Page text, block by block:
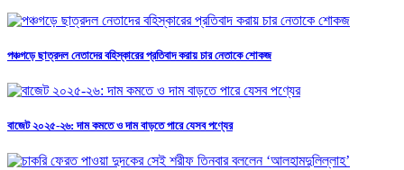
পঞ্চগড়ে ছাত্রদল নেতাদের বহিস্কারের প্রতিবাদ করায় চার নেতাকে শোকজ
বাজেট ২০২৫-২৬: দাম কমতে ও দাম বাড়তে পারে যেসব পণ্যের